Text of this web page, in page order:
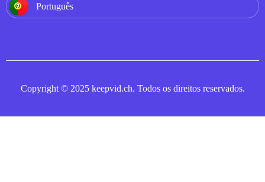
Português
Copyright © 2025 keepvid.ch. Todos os direitos reservados.